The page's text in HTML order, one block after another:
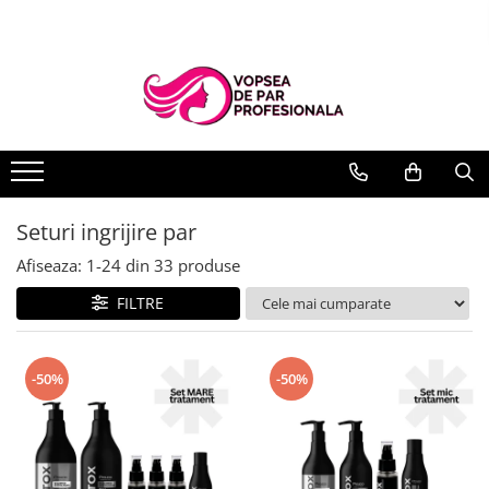
SHOT
Seturi ingrijire par
Afiseaza: 1-24 din 33 produse
FILTRE
-50% -50%